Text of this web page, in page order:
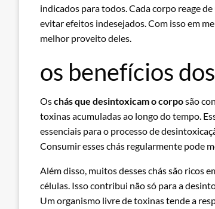
indicados para todos. Cada corpo reage
evitar efeitos indesejados. Com isso em
melhor proveito deles.
os benefícios
Oschás que desintoxicam o corposão
toxinas acumuladas ao longo do tempo.
essenciais para o processo de
Consumir esses chás regularmente pode
Além disso, muitos desses chás são ricos
células. Isso contribui não só para a
Um organismo livre de toxinas tende a